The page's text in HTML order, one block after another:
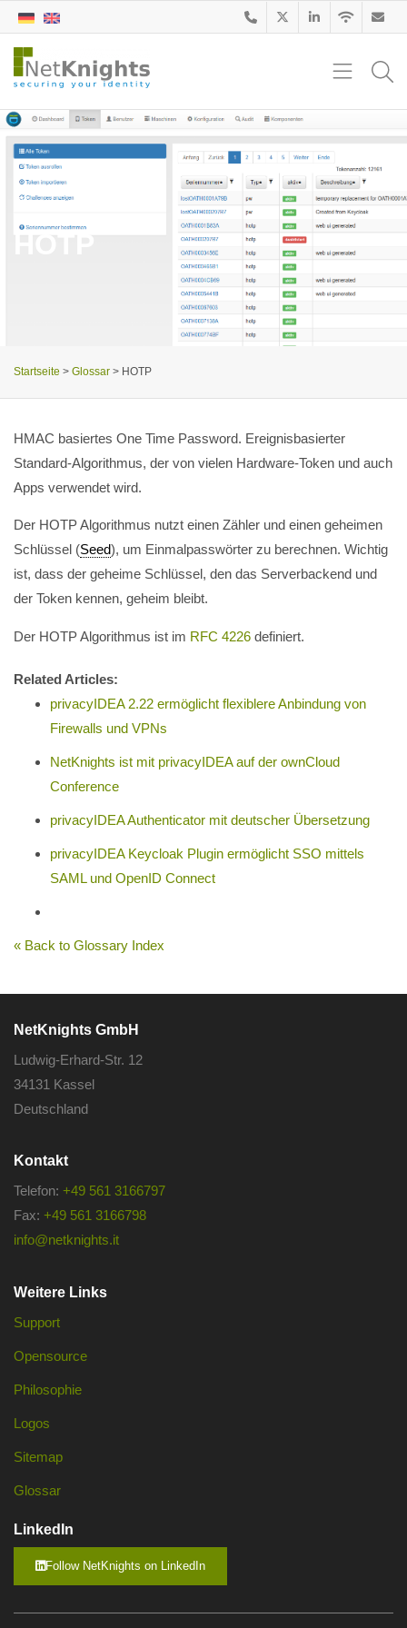
Glossar
Startseite > Glossar > HOTP
HMAC basiertes One Time Password. Ereignisbasierter
Standard-Algorithmus, der von vielen Hardware-Token und auch
Apps verwendet wird.
Der HOTP Algorithmus nutzt einen Zähler und einen geheimen
Schlüssel (Seed), um Einmalpasswörter zu berechnen. Wichtig
ist, dass der geheime Schlüssel, den das Serverbackend und
der Token kennen, geheim bleibt.
Der HOTP Algorithmus ist im RFC 4226 definiert.
Related Articles:
privacyIDEA 2.22 ermöglicht flexiblere Anbindung von
Firewalls und VPNs
NetKnights ist mit privacyIDEA auf der ownCloud
Conference
privacyIDEA Authenticator mit deutscher Übersetzung
privacyIDEA Keycloak Plugin ermöglicht SSO mittels
SAML und OpenID Connect
« Back to Glossary Index
NetKnights GmbH
Ludwig-Erhard-Str. 12
34131 Kassel
Deutschland
Kontakt
Telefon: +49 561 3166797
Fax: +49 561 3166798
info@netknights.it
Weitere Links
Support
Opensource
Philosophie
Logos
Sitemap
Glossar
LinkedIn
Follow NetKnights on LinkedIn